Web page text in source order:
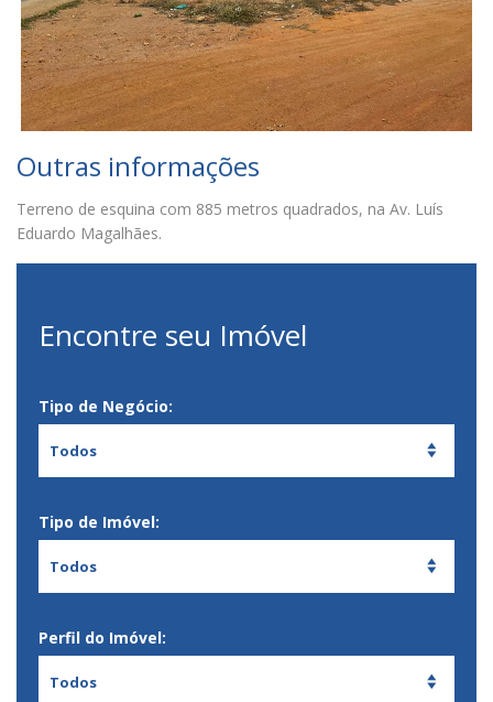
Outras informações
Terreno de esquina com 885 metros quadrados, na Av. Luís
Eduardo Magalhães.
Encontre seu Imóvel
Tipo de Negócio:
Todos
Tipo de Imóvel:
Todos
Perfil do Imóvel:
Todos